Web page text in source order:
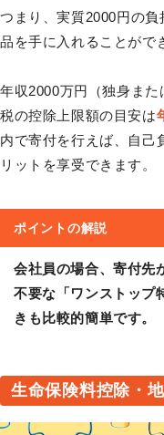
つまり、実質2000円の
品を手に入れることがで
年収2000万円（独身ま
税の控除上限額の目安は
内で寄付を行えば、自己
リットを享受できます。
ポイントの解説
会社員の場合、寄付先
不要な「ワンストップ
きも比較的簡単です。
生命保険料控除・